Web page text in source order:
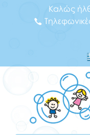
Καλώς